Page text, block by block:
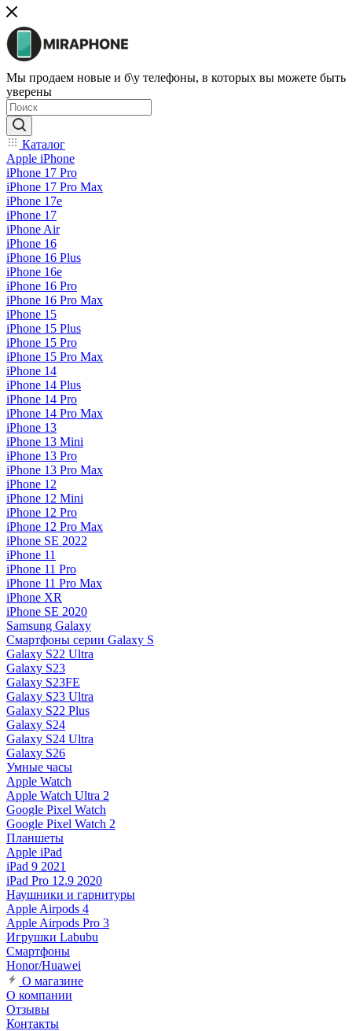
Мы продаем новые и б\у телефоны, в которых вы можете быть
уверены
Каталог
Apple iPhone
iPhone 17 Pro
iPhone 17 Pro Max
iPhone 17e
iPhone 17
iPhone Air
iPhone 16
iPhone 16 Plus
iPhone 16e
iPhone 16 Pro
iPhone 16 Pro Max
iPhone 15
iPhone 15 Plus
iPhone 15 Pro
iPhone 15 Pro Max
iPhone 14
iPhone 14 Plus
iPhone 14 Pro
iPhone 14 Pro Max
iPhone 13
iPhone 13 Mini
iPhone 13 Pro
iPhone 13 Pro Max
iPhone 12
iPhone 12 Mini
iPhone 12 Pro
iPhone 12 Pro Max
iPhone SE 2022
iPhone 11
iPhone 11 Pro
iPhone 11 Pro Max
iPhone XR
iPhone SE 2020
Samsung Galaxy
Смартфоны серии Galaxy S
Galaxy S22 Ultra
Galaxy S23
Galaxy S23FE
Galaxy S23 Ultra
Galaxy S22 Plus
Galaxy S24
Galaxy S24 Ultra
Galaxy S26
Умные часы
Apple Watch
Apple Watch Ultra 2
Google Pixel Watch
Google Pixel Watch 2
Планшеты
Apple iPad
iPad 9 2021
iPad Pro 12.9 2020
Наушники и гарнитуры
Apple Airpods 4
Apple Airpods Pro 3
Игрушки Labubu
Смартфоны
Honor/Huawei
О магазине
О компании
Отзывы
Контакты